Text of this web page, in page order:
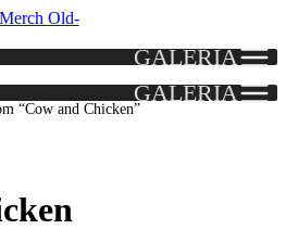
GALERIA
GALERIA
“Cow and Chicken”
a partir dos 60€!